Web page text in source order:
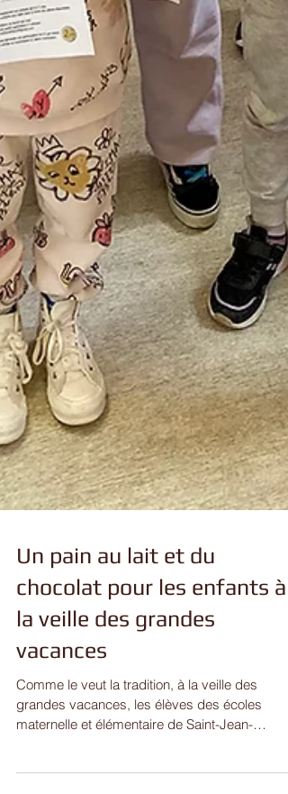
Un pain au lait et du
chocolat pour les enfants à
vacances